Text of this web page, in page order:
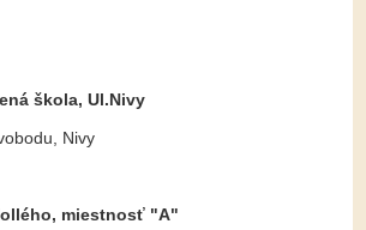
škola, Ul.Nivy
Nivy
miestnosť "A"